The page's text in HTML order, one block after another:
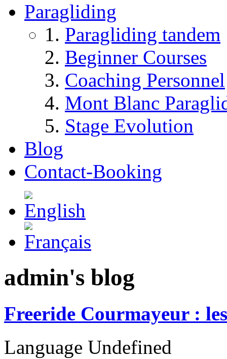
Paragliding
Paragliding tandem
Beginner Courses
Coaching Personnel
Mont Blanc
Stage Evolution
Blog
Contact-Booking
admin's blog
Freeride Courmayeur :
Language Undefined